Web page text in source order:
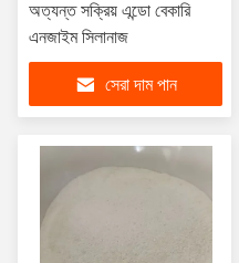
অত্যন্ত সক্রিয় এন্ডো বেকারি
এনজাইম সিলানাজ
সেরা দাম পান